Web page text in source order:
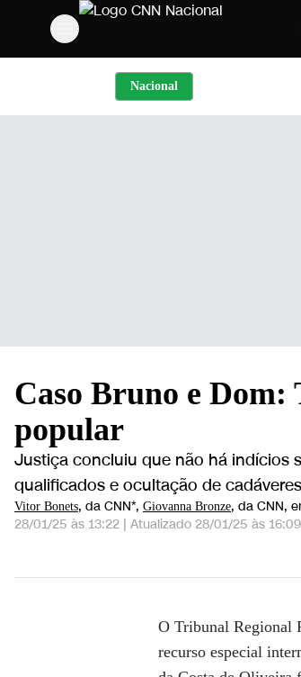
Nacional
Caso Bruno e
popular
Justiça concluiu que não há indícios
qualificados e ocultação de
Vitor Bonets, da CNN*, Giovanna Bronze, da CNN,
28/01/25 às 13:22 | Atualizado 28/01/25 às 16:09
Caso Dom e Bruno: Justiça nega
O Tribunal Regional
recurso especial